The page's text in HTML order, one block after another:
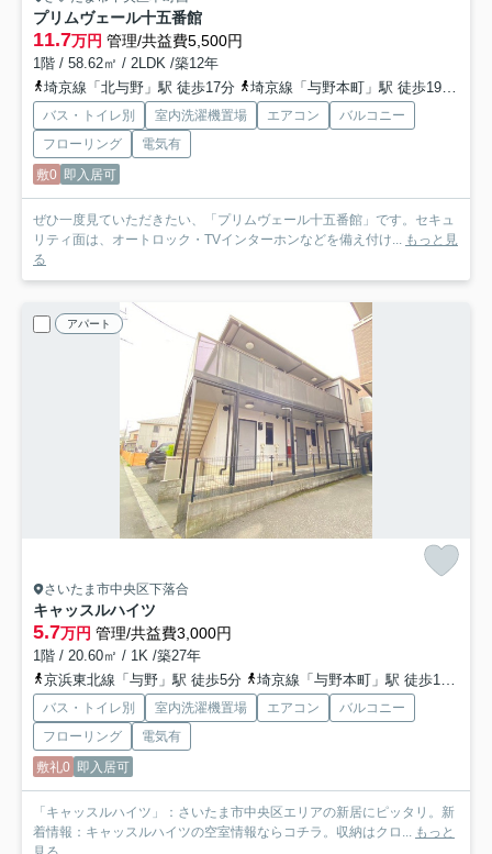
プリムヴェール十五番館
11.7万円 管理/共益費5,500円
1階 / 58.62㎡ / 2LDK /築12年
埼京線「北与野」駅 徒歩17分
埼京線「与野本町」駅 徒歩19分
バス・トイレ別 室内洗濯機置場 エアコン
バルコニー
フローリング
電気有
敷0 即入居可
ぜひ一度見ていただきたい、「プリムヴェール十五番館」です。セキュ
リティ面は、オートロック・TVインターホンなどを備え付け... もっと見
る
アパート
さいたま市中央区下落合
キャッスルハイツ
5.7万円 管理/共益費3,000円
1階 / 20.60㎡ / 1K /築27年
京浜東北線「与野」駅 徒歩5分
埼京線「与野本町」駅 徒歩13分
バス・トイレ別 室内洗濯機置場 エアコン
バルコニー
フローリング
電気有
敷礼0 即入居可
「キャッスルハイツ」：さいたま市中央区エリアの新居にピッタリ。新
着情報：キャッスルハイツの空室情報ならコチラ。収納はクロ... もっと